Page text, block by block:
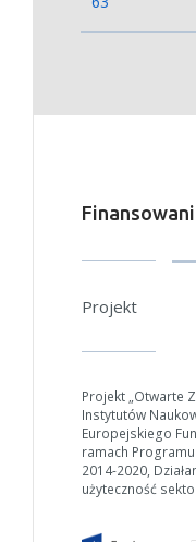
Projekt
Projekt „Otwarte
Instytutów
Europejskiego
ramach
2014-2020,
użyteczność